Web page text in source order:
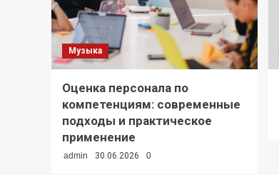
Музыка
Оценка персонала по
компетенциям: современные
подходы и практическое
применение
admin 30.06.2026 0